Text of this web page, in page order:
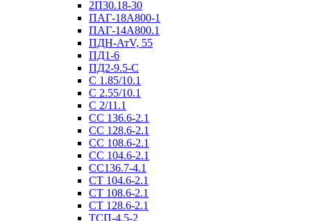
2П30.18-30
ПАГ-18А800-1
ПАГ-14А800.1
ПДН-АтV, 55
ПД1-6
ПД2-9.5-С
С 1.85/10.1
С 2.55/10.1
С 2/11.1
СС 136.6-2.1
СС 128.6-2.1
СС 108.6-2.1
СС 104.6-2.1
СС136.7-4.1
СТ 104.6-2.1
СТ 108.6-2.1
СТ 128.6-2.1
ТСП-4,5-2